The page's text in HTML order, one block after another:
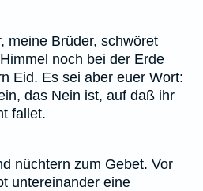
meine Brüder, schwöret
noch bei der Erde
Eid. Es sei aber euer Wort:
das Nein ist, auf daß ihr
fallet.
nüchtern zum Gebet. Vor
untereinander eine